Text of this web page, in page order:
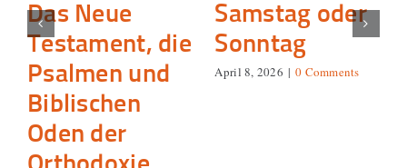
Das Neue
Testament, die
Psalmen und
Biblischen
Oden der
Samstag oder
Sonntag
April 8, 2026 | 0 Comments